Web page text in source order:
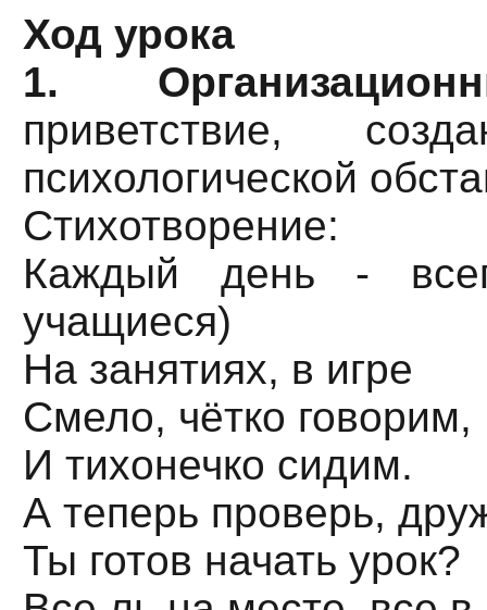
Ход урока
1.
приветствие,
психологической
Стихотворение:
Каждый день -
учащиеся)
На занятиях, в игре
Смело, чётко говорим,
И тихонечко сидим.
А теперь проверь,
Ты готов начать урок?